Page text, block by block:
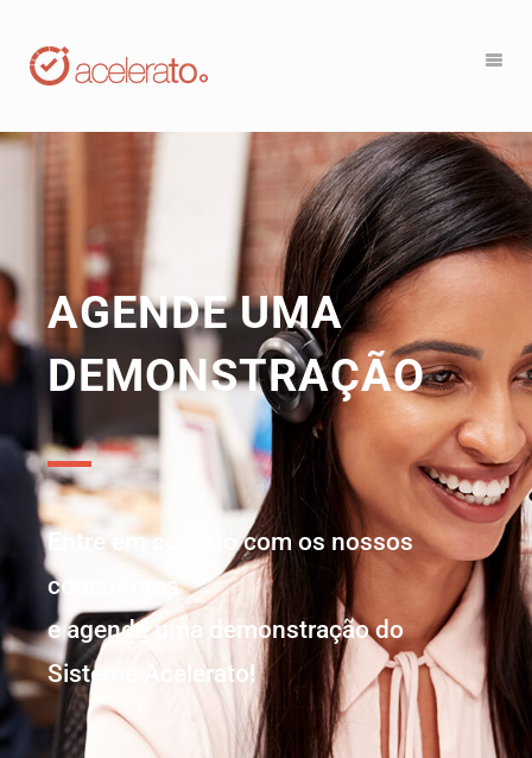
AGENDE UMA
DEMONSTRAÇÃO
Entre em contato com os nossos
consultores
e agende uma demonstração do
Sistema Acelerato!